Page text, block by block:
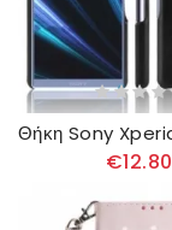
€12.80